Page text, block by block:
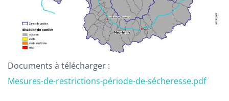
Documents à télécharger :
Mesures-de-restrictions-période-de-sécheresse.pdf